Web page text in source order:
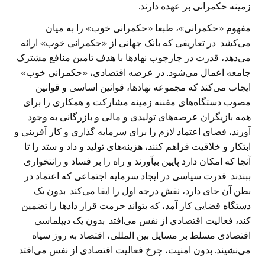
زمینه حکمرانی بر عهده دارند.
مفهوم «حکمرانی»، طبعا «حکمرانی خوب» را به میان
می‌کشد. در تعاریفی که بانک جهانی از «حکمرانی خوب» ارائه
می‌دهد، قدرت در چارچوب نهاد‌ها با هدف تامین منافع مشترک
جامعه اعمال می‌شود. در عرصه اقتصادی، «حکمرانی خوب»
ایجاب می‌کند که مجموعه نهاد‌ها، قوانین اساسی و قوانین
مصوب دستگاه‌های مقننه زمینه مشارکت و همکاری را برای
همه بازیگران عرصه‌های تولیدی و مالی و بازرگانی به وجود
آورند، فضای اعتماد لازم را برای سرمایه گذاری و کار آفرینی و
ابتکار و خلاقیت فراهم کنند، هزینه‌های تولید و داد و ستد را تا
آنجا که امکان دارد پایین بیآورند و راه را بر فساد و رانتخواری
ببندند. قدرت سیاسی در ایجاد سرمایه اجتماعی که اعتماد در
بطن آن جای دارد، نقش درجه اول را ایفا می‌کند. بدون یک
دستگاه قضایی کار آمد، که بتواند حرمت قرار داد‌ها را تضمین
کند، فعالیت اقتصادی از نفس می‌افتد. بدون یک دیپلماسی
اقتصادی مسلط بر مسایل بین المللی، اقتصاد به روز سیاه
می‌نشیند. بدون امنیت، چرخ فعالیت اقتصادی از نفس می‌افتد.